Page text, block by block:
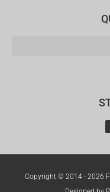
Copyright © 2014 - 2026